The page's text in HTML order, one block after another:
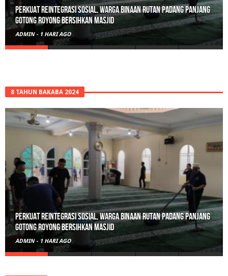
Perkuat Reintegrasi Sosial, Warga Binaan Rutan Padang Panjang
Gotong Royong Bersihkan Masjid
ADMIN - 1 HARI AGO
8 TAHUN BAKABA 2024
Perkuat Reintegrasi Sosial, Warga Binaan Rutan Padang Panjang
Gotong Royong Bersihkan Masjid
ADMIN - 1 HARI AGO